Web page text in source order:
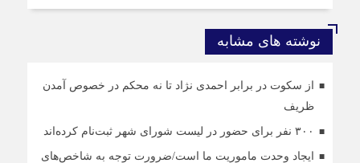
نوشته های مشابه
از سکوت در برابر احمدی نژاد تا نه محکم در خصوص آمدن
ظریف
۳۰۰ نفر برای حضور در لیست شورای شهر ثبت‌نام کرده‌اند
ایجاد وحدت ماموریت ما است/ضرورت توجه به شاخص‌های